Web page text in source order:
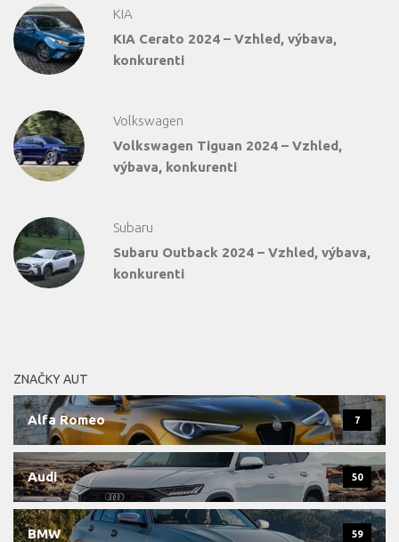
KIA
KIA Cerato 2024 – Vzhled, výbava,
konkurenti
Volkswagen
Volkswagen Tiguan 2024 – Vzhled,
výbava, konkurenti
Subaru
Subaru Outback 2024 – Vzhled, výbava,
konkurenti
ZNAČKY AUT
Alfa Romeo 7
Audi 50
BMW 59